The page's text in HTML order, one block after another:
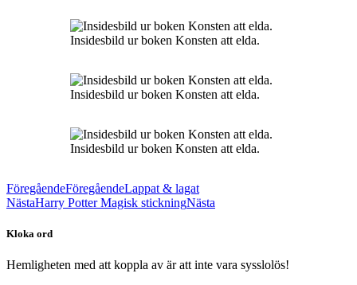
Insidesbild ur boken Konsten att elda.
Insidesbild ur boken Konsten att elda.
Insidesbild ur boken Konsten att elda.
FöregåendeFöregåendeLappat & lagat
NästaHarry Potter Magisk stickningNästa
Kloka ord
Hemligheten med att koppla av är att inte vara sysslolös!